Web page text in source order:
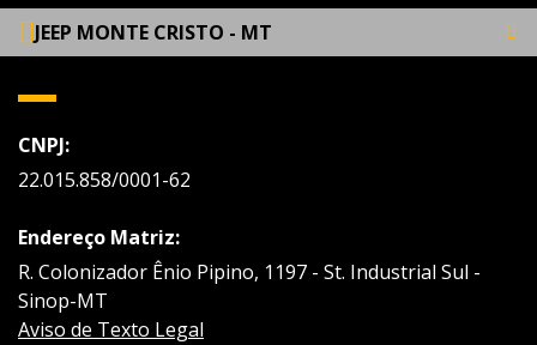
JEEP MONTE CRISTO - MT
CNPJ:
22.015.858/0001-62
Endereço Matriz:
R. Colonizador Ênio Pipino, 1197 - St. Industrial Sul -
Sinop-MT
Aviso de Texto Legal